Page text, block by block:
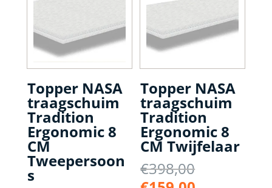
Topper NASA
traagschuim
Tradition
Ergonomic 8
CM
Tweepersoon
s
Topper NASA
traagschuim
Tradition
Ergonomic 8
CM Twijfelaar
€398,00
prijs